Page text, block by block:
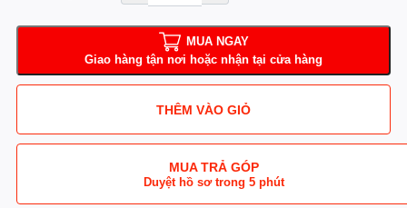
MUA NGAY
Giao hàng tận nơi hoặc nhận tại cửa hàng
THÊM VÀO GIỎ
MUA TRẢ GÓP
Duyệt hồ sơ trong 5 phút